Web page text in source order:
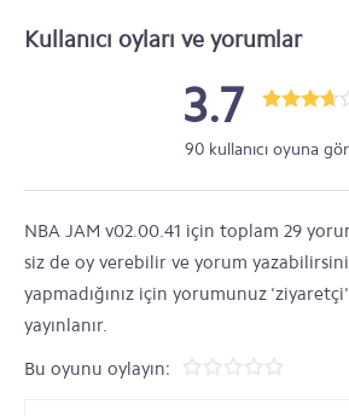
Kullanıcı oyları ve yorumlar
3.7
90 kullanıcı oyuna
NBA JAM v02.00.41 için toplam 29
siz de oy verebilir ve yorum
yapmadığınız için yorumunuz
yayınlanır.
Bu oyunu oylayın: